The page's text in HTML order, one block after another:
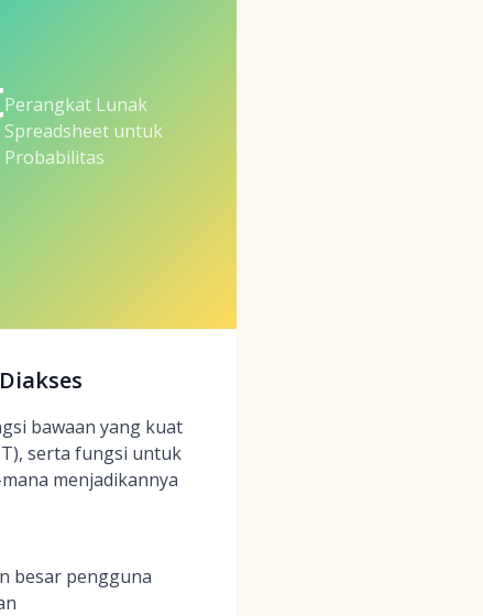
Perangkat Lunak
Spreadsheet untuk
Probabilitas
bawaan yang kuat
serta fungsi untuk
menjadikannya
besar pengguna